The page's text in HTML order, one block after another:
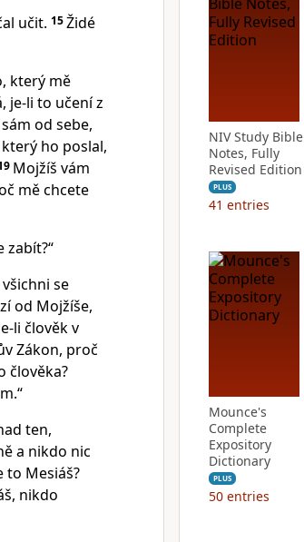
učit. 15Židé
který mě
je-li to učení z
od sebe,
ho poslal,
Mojžíš vám
mě chcete
zabít?“
se
od Mojžíše,
li člověk v
Zákon, proč
člověka?
ten,
a nikdo nic
to Mesiáš?
nikdo
NIV Study Bible
Notes, Fully
Revised Edition
PLUS
41 entries
Mounce's
Complete
Expository
Dictionary
PLUS
50 entries